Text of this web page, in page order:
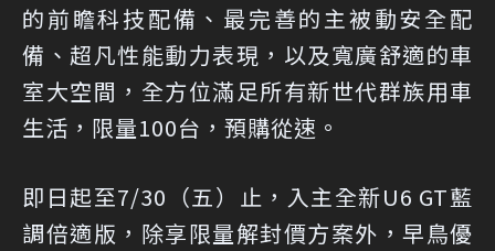
的前瞻科技配備、最完善的主被動安全配
備、超凡性能動力表現，以及寬廣舒適的車
室大空間，全方位滿足所有新世代群族用車
生活，限量100台，預購從速。
即日起至7/30（五）止，入主全新U6 GT藍
調倍適版，除享限量解封價方案外，早鳥優